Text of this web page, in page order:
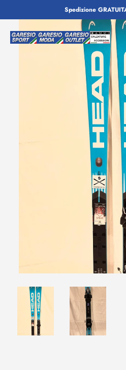
al
contenuto
Spedizione